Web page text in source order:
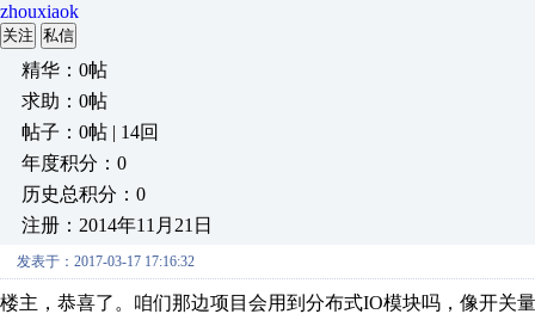
zhouxiaok
关注 私信
精华：0帖
求助：0帖
帖子：0帖 | 14回
年度积分：0
历史总积分：0
注册：2014年11月21日
发表于：2017-03-17 17:16:32
楼主，恭喜了。咱们那边项目会用到分布式IO模块吗，像开关